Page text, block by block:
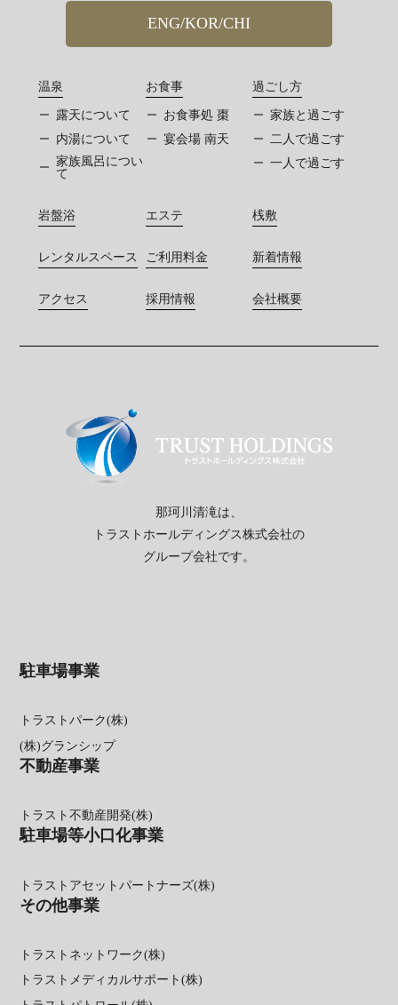
温泉
露天について
内湯について
家族風呂につい
て
お食事
お食事処 棗
宴会場 南天
過ごし方
家族と過ごす
二人で過ごす
一人で過ごす
ENG/KOR/CHI
岩盤浴 エステ 桟敷
レンタルスペース ご利用料金 新着情報
アクセス 採用情報 会社概要
那珂川清滝は、
トラストホールディングス株式会社の
グループ会社です。
駐車場事業
トラストパーク(株)
(株)グランシップ
不動産事業
トラスト不動産開発(株)
駐車場等小口化事業
トラストアセットパートナーズ(株)
その他事業
トラストネットワーク(株)
トラストメディカルサポート(株)